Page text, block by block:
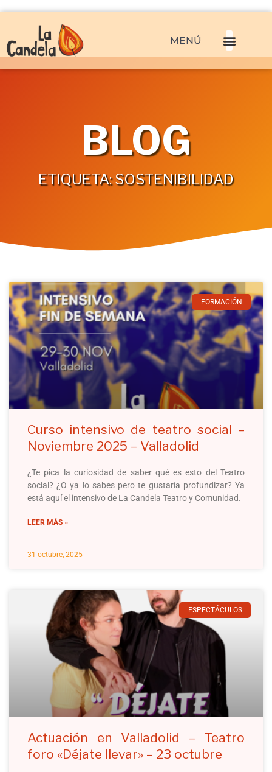
MENÚ
BLOG
ETIQUETA: SOSTENIBILIDAD
FORMACIÓN
Curso intensivo de teatro social –
Noviembre 2025 – Valladolid
¿Te pica la curiosidad de saber qué es esto del Teatro
social? ¿O ya lo sabes pero te gustaría profundizar? Ya
está aquí el intensivo de La Candela Teatro y Comunidad.
LEER MÁS »
31 octubre, 2025
ESPECTÁCULOS
Actuación en Valladolid – Teatro
foro «Déjate llevar» – 23 octubre